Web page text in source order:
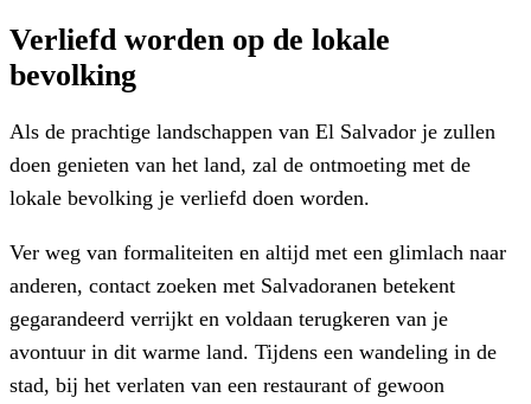
Verliefd worden op de lokale
bevolking
Als de prachtige landschappen van El Salvador je zullen
doen genieten van het land, zal de ontmoeting met de
lokale bevolking je verliefd doen worden.
Ver weg van formaliteiten en altijd met een glimlach naar
anderen, contact zoeken met Salvadoranen betekent
gegarandeerd verrijkt en voldaan terugkeren van je
avontuur in dit warme land. Tijdens een wandeling in de
stad, bij het verlaten van een restaurant of gewoon